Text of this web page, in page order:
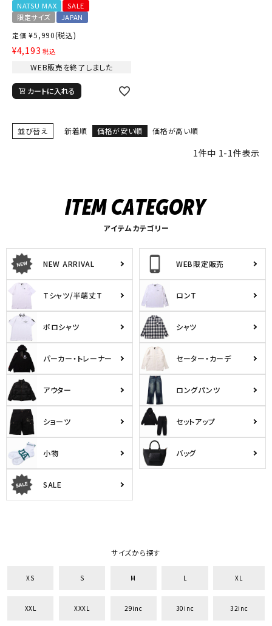
お問い合わせ
詳しい条件から探す
NATSU MAX
SALE
限定サイズ
JAPAN
定価 ¥5,990(税込)
¥4,193 税込
WEB販売を終了しました
カートに入れる
並び替え 新着順 価格が安い順 価格が高い順
1件中 1-1件表示
アイテムカテゴリー
NEW ARRIVAL WEB限定販売
Tシャツ/半端丈T ロンT
ポロシャツ シャツ
パーカー・トレーナー セーター・カーデ
アウター ロングパンツ
ショーツ セットアップ
小物 バッグ
SALE
サイズから探す
XS S M L XL
XXL XXXL 29inc 30inc 32inc